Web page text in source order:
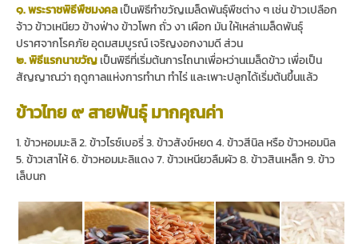
๑. พระราชพิธีพืชมงคลเป็นพิธีทำขวัญเมล็ดพันธุ์พืชต่าง ๆ เช่น ข้าวเปลือก
จ้าว ข้าวเหนียว ข้างฟ่าง ข้าวโพก ถั่ว งา เผือก มัน ให้เหล่าเมล็ดพันธุ์
ปราศจากโรคภัย อุดมสมบูรณ์ เจริญงอกงามดี ส่วน
๒. พิธีแรกนาขวัญ เป็นพิธีที่เริ่มต้นการไถนาเพื่อหว่านเมล็ดข้าว เพื่อเป็น
สัญญาณว่า ฤดูกาลแห่งการทำนา ทำไร่ และเพาะปลูกได้เริ่มต้นขึ้นแล้ว
ข้าวไทย ๙ สายพันธุ์ มากคุณค่า
1. ข้าวหอมมะลิ 2. ข้าวไรซ์เบอรี่ 3. ข้าวสังข์หยด 4. ข้าวสีนิล หรือ ข้าวหอมนิล
5. ข้าวเสาไห้ 6. ข้าวหอมมะลิแดง 7. ข้าวเหนียวลืมผัว 8. ข้าวสินเหล็ก 9. ข้าว
เล็บนก